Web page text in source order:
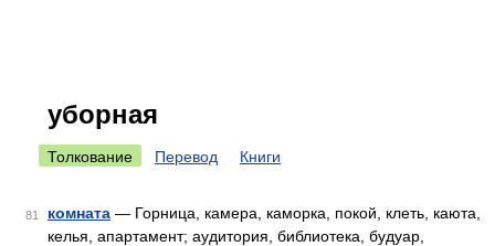
уборная
Толкование Перевод Книги
81 комната — Горница, камера, каморка, покой, клеть, каюта,
келья, апартамент; аудитория, библиотека, будуар,